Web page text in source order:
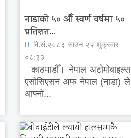
नाडाको ५० औँ स्वर्ण वर्षमा ५०
प्रतिशत...
वि.सं.२०८३ साउन २२ शुक्रवार
०८:३३
काठमाडौँ। नेपाल अटोमोबाइल्स
एसोसिएसन अफ नेपाल (नाडा) ले
आफ्नो...